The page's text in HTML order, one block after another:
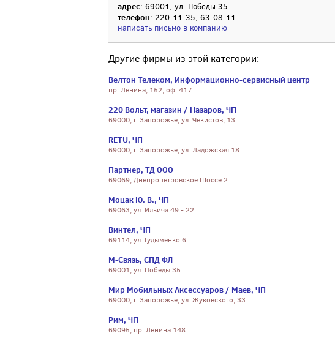
адрес: 69001, ул. Победы 35
телефон: 220-11-35, 63-08-11
написать письмо в компанию
Другие фирмы из этой категории:
Велтон Телеком, Информационно-сервисный центр
пр. Ленина, 152, оф. 417
220 Вольт, магазин / Назаров, ЧП
69000, г. Запорожье, ул. Чекистов, 13
RETU, ЧП
69000, г. Запорожье, ул. Ладожская 18
Партнер, ТД ООО
69069, Днепропетровское Шоссе 2
Моцак Ю. В., ЧП
69063, ул. Ильича 49 - 22
Винтел, ЧП
69114, ул. Гудыменко 6
М-Связь, СПД ФЛ
69001, ул. Победы 35
Мир Мобильных Аксессуаров / Маев, ЧП
69000, г. Запорожье, ул. Жуковского, 33
Рим, ЧП
69095, пр. Ленина 148